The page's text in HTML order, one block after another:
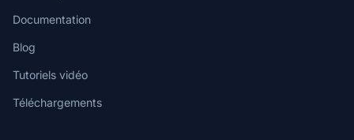
Documentation
Blog
Tutoriels vidéo
Téléchargements